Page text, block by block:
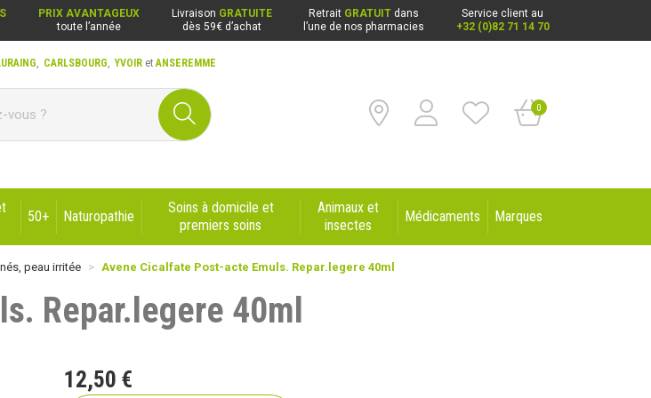
PRIX AVANTAGEUX
toute l’année
Livraison GRATUITE
dès 59€ d’achat
Retrait GRATUIT dans
l’une de nos pharmacies
Service client au
+32 (0)82 71 14 70
0
, CARLSBOURG,YVOIRetANSEREMME
50+ Naturopathie
Soins à domicile et
premiers soins
Animaux et
insectes
Médicaments Marques
peau irritée Avene Cicalfate Post-acte Emuls. Repar.legere 40ml
Repar.legere 40ml
12,50 €